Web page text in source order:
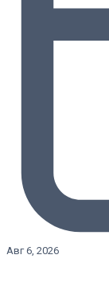
Авг 6, 2026